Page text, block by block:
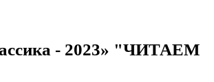
- 2023» "ЧИТАЕМ